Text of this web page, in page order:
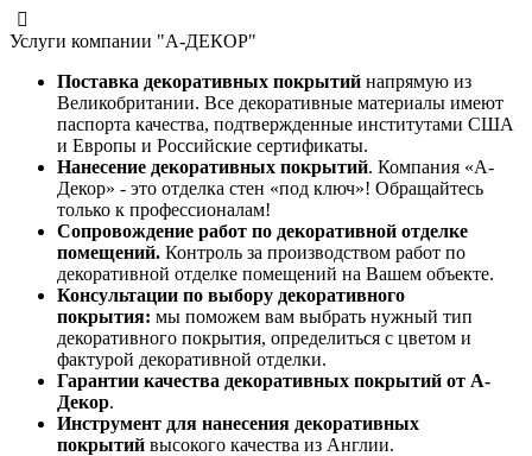
Услуги компании "А-ДЕКОР"
Поставка декоративных покрытий напрямую из
Великобритании. Все декоративные материалы имеют
паспорта качества, подтвержденные институтами США
и Европы и Российские сертификаты.
Нанесение декоративных покрытий. Компания «А-
Декор» - это отделка стен «под ключ»! Обращайтесь
только к профессионалам!
Сопровождение работ по декоративной отделке
помещений. Контроль за производством работ по
декоративной отделке помещений на Вашем объекте.
Консультации по выбору декоративного
покрытия: мы поможем вам выбрать нужный тип
декоративного покрытия, определиться с цветом и
фактурой декоративной отделки.
Гарантии качества декоративных покрытий от А-
Декор.
Инструмент для нанесения декоративных
покрытий высокого качества из Англии.